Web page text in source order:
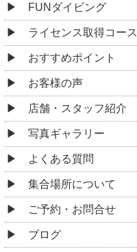
FUNダイビング
ライセンス取得コース
おすすめポイント
お客様の声
店舗・スタッフ紹介
写真ギャラリー
よくある質問
集合場所について
ご予約・お問合せ
ブログ